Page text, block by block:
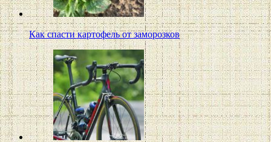
Как спасти картофель от заморозков